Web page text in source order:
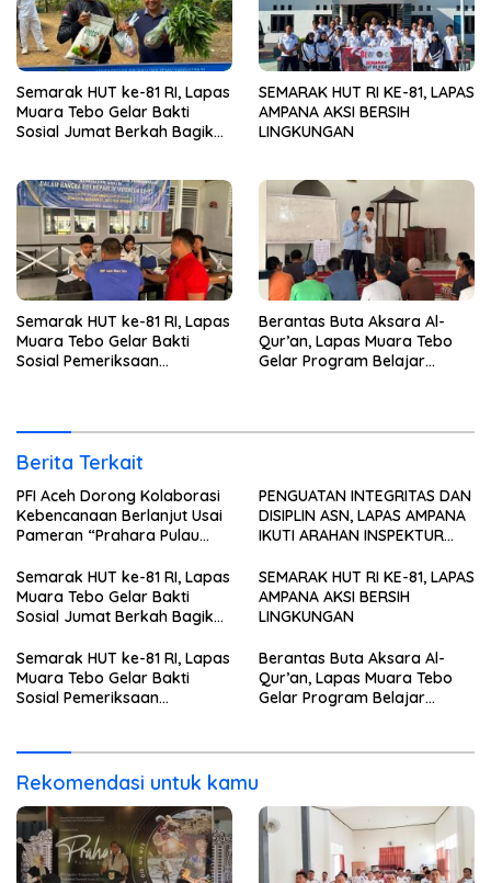
Semarak HUT ke-81 RI, Lapas
Muara Tebo Gelar Bakti
Sosial Jumat Berkah Bagikan
SEMARAK HUT RI KE-81, LAPAS
AMPANA AKSI BERSIH
LINGKUNGAN
Semarak HUT ke-81 RI, Lapas
Muara Tebo Gelar Bakti
Sosial Pemeriksaan
Berantas Buta Aksara Al-
Qur’an, Lapas Muara Tebo
Gelar Program Belajar
Berita Terkait
PFI Aceh Dorong Kolaborasi
Kebencanaan Berlanjut Usai
Pameran “Prahara Pulau
PENGUATAN INTEGRITAS DAN
DISIPLIN ASN, LAPAS AMPANA
IKUTI ARAHAN INSPEKTUR
KEMENIMIPAS
Semarak HUT ke-81 RI, Lapas
Muara Tebo Gelar Bakti
Sosial Jumat Berkah Bagikan
Masyarakat
SEMARAK HUT RI KE-81, LAPAS
AMPANA AKSI BERSIH
LINGKUNGAN
Semarak HUT ke-81 RI, Lapas
Muara Tebo Gelar Bakti
Sosial Pemeriksaan
Berantas Buta Aksara Al-
Qur’an, Lapas Muara Tebo
Gelar Program Belajar
Rekomendasi untuk kamu